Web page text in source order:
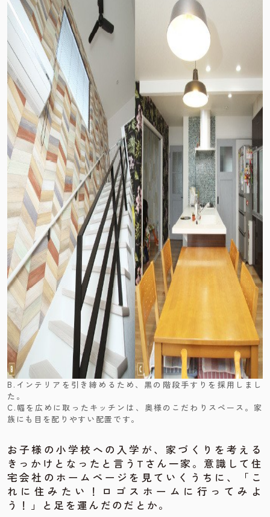
B.インテリアを引き締めるため、黒の階段手すりを採用しまし
た。
C.幅を広めに取ったキッチンは、奥様のこだわりスペース。家
族にも目を配りやすい配置です。
お子様の小学校への入学が、家づくりを考える
きっかけとなったと言うTさん一家。意識して住
宅会社のホームページを見ていくうちに、「こ
れに住みたい！ロゴスホームに行ってみよ
う！」と足を運んだのだとか。